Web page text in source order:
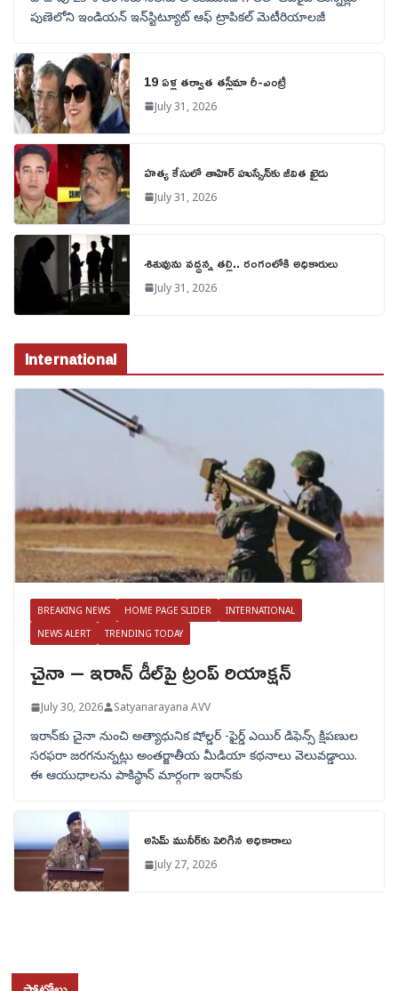
పుణెలోని ఇండియన్ ఇన్‌స్టిట్యూట్ ఆఫ్ ట్రాపికల్ మెటీరియాలజీ
19 ఏళ్ల తర్వాత తస్లీమా రీ-ఎంట్రీ
July 31, 2026
హత్య కేసులో తాహిర్ హుస్సేన్‌కు జీవిత ఖైదు
July 31, 2026
శిశువును వద్దన్న తల్లి.. రంగంలోకి అధికారులు
July 31, 2026
International
BREAKING NEWS HOME PAGE SLIDER
INTERNATIONAL
NEWS ALERT
TRENDING TODAY
చైనా – ఇరాన్ డీల్‌పై ట్రంప్ రియాక్షన్
July 30, 2026 Satyanarayana AVV
ఇరాన్‌కు చైనా నుంచి అత్యాధునిక షోల్డర్‌ -ఫైర్డ్ ఎయిర్ డిఫెన్స్ క్షిపణుల
సరఫరా జరగనున్నట్లు అంతర్జాతీయ మీడియా కథనాలు వెలువడ్డాయి.
ఈ ఆయుధాలను పాకిస్థాన్‌ మార్గంగా ఇరాన్‌కు
అసిమ్ మునీర్‌కు పెరిగిన అధికారాలు
July 27, 2026